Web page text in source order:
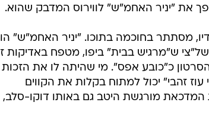
את "יניר האחמ"ש" לווירוס המדבק שהוא.
מסתתר בחוכמה בתוכו. "יניר האחמ"ש"
ש"מרגיש בבית" ביפו, מטפח באדיקות
כ"כובע אפס". מי שהיתה לו את הזכות
זהבי" יכול למתוח בקלות את הקווים
המדכאת מורגשת היטב גם באותו דוקו-סלב,